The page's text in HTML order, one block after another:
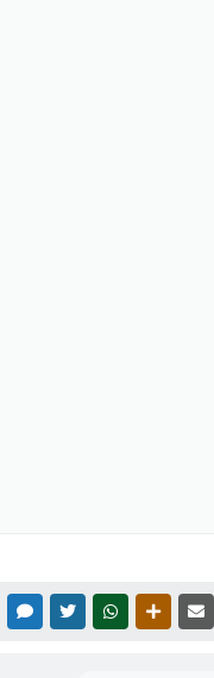
FACEBOOKMESSENGER
TWITTERWHATSAPP